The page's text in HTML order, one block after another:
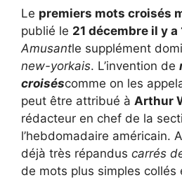
Le premiers mots croisés
publié le 21 décembre il y a
Amusantle supplément
new-yorkais. L’invention de
croiséscomme on les
peut être attribué à Arthur
rédacteur en chef de la
l’hebdomadaire américain.
déjà très répandus carrés
de mots plus simples collés